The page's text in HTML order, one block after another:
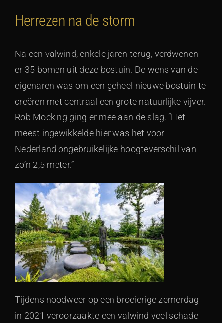
Herrezen na de storm
Na een valwind, enkele jaren terug, verdwenen
er 35 bomen uit deze bostuin. De wens van de
eigenaren was om een geheel nieuwe bostuin te
creëren met centraal een grote natuurlijke vijver.
Rob Mocking ging er mee aan de slag. “Het
meest ingewikkelde hier was het voor
Nederland ongebruikelijke hoogteverschil van
zo’n 2,5 meter.”
Tijdens noodweer op een broeierige zomerdag
in 2021 veroorzaakte een valwind veel schade